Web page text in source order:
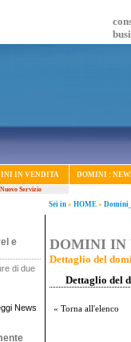
IN VENDITA DOMINI :
Nuovo Servizio
Sei in » HOME »
e
di due
News
DOMINI IN
Dettaglio del
Dettaglio del
« Torna all'elenco